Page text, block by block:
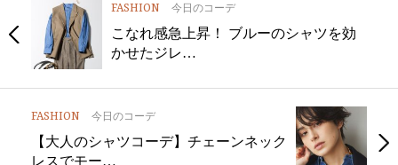
FASHION 今日のコーデ
こなれ感急上昇！ ブルーのシャツを効
かせたジレ…
FASHION 今日のコーデ
【大人のシャツコーデ】チェーンネック
レスでモー…